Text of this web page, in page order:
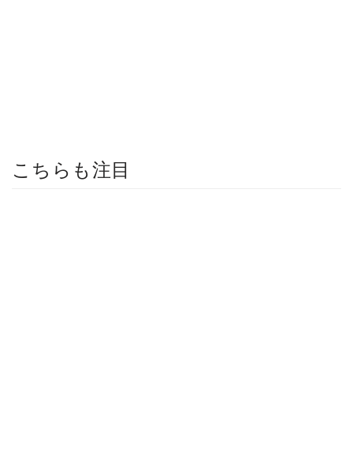
こちらも注目